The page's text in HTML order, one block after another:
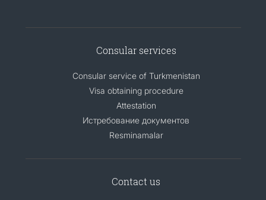
Consular services
Consular service of Turkmenistan
Visa obtaining procedure
Attestation
Истребование документов
Resminamalar
Contact us